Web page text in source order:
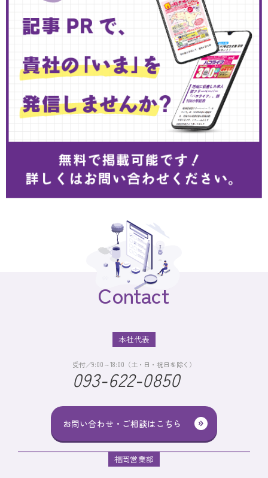
Contact
お問い合わせ・ご相談はこちら
本社代表
受付／9:00～18:00（土・日・祝日を除く）
093-622-0850
福岡営業部